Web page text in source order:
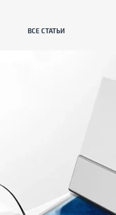
ВСЕ СТАТЬИ